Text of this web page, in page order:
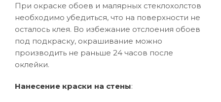
При окраске обоев и малярных стеклохолстов
необходимо убедиться, что на поверхности не
осталось клея. Во избежание отслоения обоев
под подкраску, окрашивание можно
производить не раньше 24 часов после
оклейки.
Нанесение краски на стены: